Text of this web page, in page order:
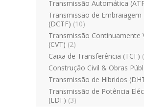
Transmissão Automática
Transmissão de Embraiagem
(DCTF) (10)
Transmissão Continuamente
(CVT) (2)
Caixa de Transferência (TCF)
Construção Civil & Obras
Transmissão de Híbridos
Transmissão de Potência
(EDF) (3)